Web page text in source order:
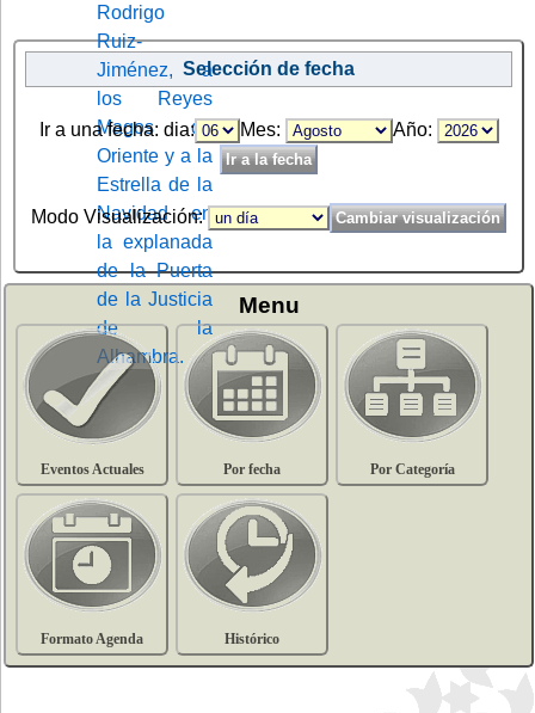
Selección de fecha
Ir a una fecha: dia: Mes: Año:
Modo Visualización:
Menu
Eventos Actuales Por fecha Por Categoría
Formato Agenda Histórico